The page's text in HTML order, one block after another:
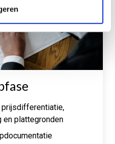
prijsdifferentiatie,
plattegronden